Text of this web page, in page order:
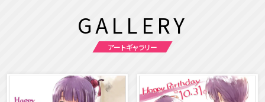
GALLERY
アートギャラリー